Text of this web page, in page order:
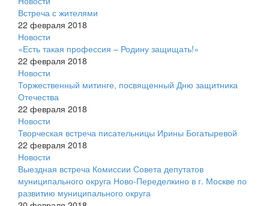
Встреча с жителями
22 февраля 2018
Новости
«Есть такая профессия – Родину защищать!»
22 февраля 2018
Новости
Торжественный митинге, посвященный Дню защитника
Отечества
22 февраля 2018
Новости
Творческая встреча писательницы Ирины Богатыревой
22 февраля 2018
Новости
Выездная встреча Комиссии Совета депутатов
муниципального округа Ново-Переделкино в г. Москве по
развитию муниципального округа